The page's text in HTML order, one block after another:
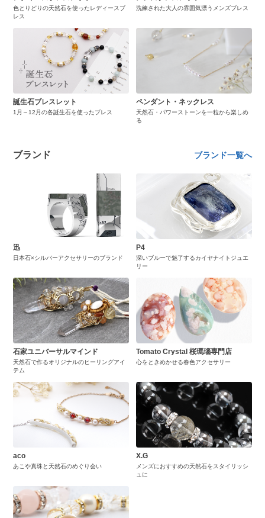
色とりどりの天然石を使ったレディースブ
レス
洗練された大人の雰囲気漂うメンズブレス
誕生石ブレスレット
1月～12月の各誕生石を使ったブレス
ペンダント・ネックレス
天然石・パワーストーンを一粒から楽しめ
る
ブランド ブランド一覧へ
迅
日本石×シルバーアクセサリーのブランド
P4
深いブルーで魅了するカイヤナイトジュエ
リー
石家ユニバーサルマインド
天然石で作るオリジナルのヒーリングアイ
テム
Tomato Crystal 桜瑪瑙専門店
心をときめかせる春色アクセサリー
aco
あこや真珠と天然石のめぐり会い
X.G
メンズにおすすめの天然石をスタイリッシ
ュに